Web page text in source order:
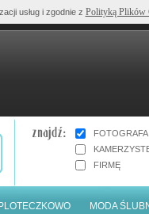
FOTOGRAFA
FIRMĘ
PLOTECZKOWO MODA
usług i zgodnie z Polityką Plików